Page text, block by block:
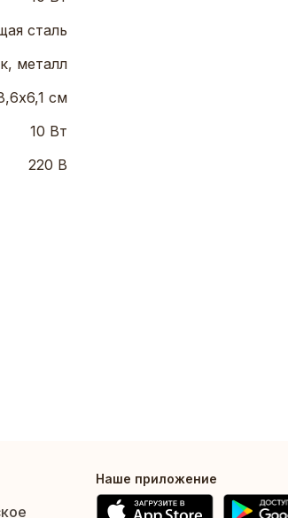
сталь
металл
см
10 Вт
220 В
Наше приложение